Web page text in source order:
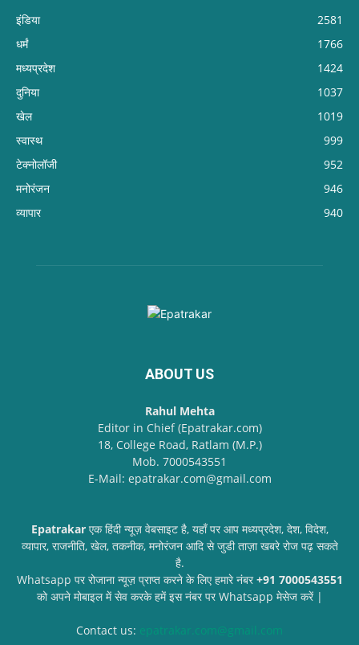
इंडिया
2581
धर्मं
1766
मध्यप्रदेश
1424
दुनिया
1037
खेल
1019
स्वास्थ
999
टेक्नोलॉजी
952
मनोरंजन
946
व्यापार
940
ABOUT US
Rahul Mehta
Editor in Chief (Epatrakar.com)
18, College Road, Ratlam (M.P.)
Mob. 7000543551
E-Mail: epatrakar.com@gmail.com
Epatrakarएक हिंदी न्यूज़ वेबसाइट है, यहाँ पर आप मध्यप्रदेश, देश, विदेश,
व्यापार, राजनीति, खेल, तकनीक, मनोरंजन आदि से जुडी ताज़ा खबरे रोज पढ़ सकते
है.
Whatsapp पर रोजाना न्यूज़ प्राप्त करने के लिए हमारे नंबर+91 7000543551
को अपने मोबाइल में सेव करके हमें इस नंबर पर Whatsapp मेसेज करें |
Contact us: epatrakar.com@gmail.com